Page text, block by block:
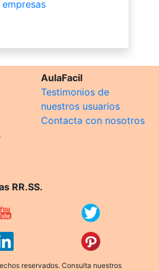
AulaFacil
Testimonios de
nuestros usuarios
Contacta con nosotros
RR.SS.
reservados. Consulta nuestros